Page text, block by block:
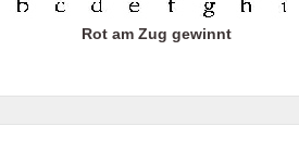
Rot am Zug gewinnt